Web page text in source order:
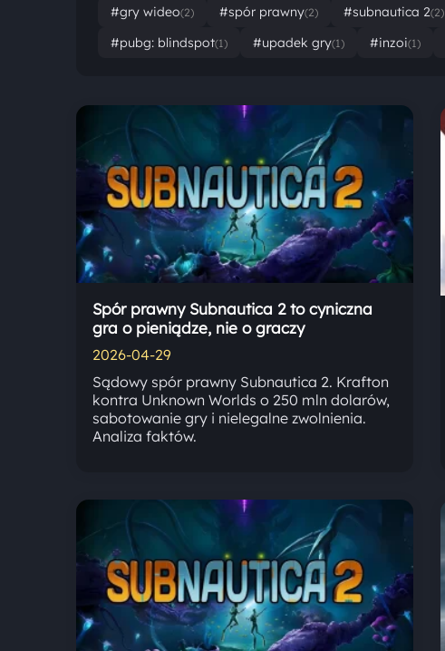
#gry wideo(2) #spór prawny(2) #subnautica 2(2)
#pubg: blindspot(1) #upadek gry(1) #inzoi(1)
Spór prawny Subnautica 2 to cyniczna
gra o pieniądze, nie o graczy
2026-04-29
Sądowy spór prawny Subnautica 2. Krafton
kontra Unknown Worlds o 250 mln dolarów,
sabotowanie gry i nielegalne zwolnienia.
Analiza faktów.